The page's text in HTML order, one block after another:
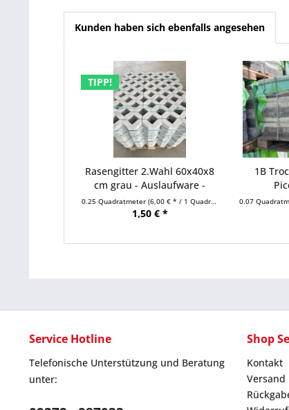
Kunden haben sich ebenfalls angesehen
TIPP!
Rasengitter 2.Wahl 60x40x8
cm grau - Auslaufware -
0.25 Quadratmeter (6,00 € * / 1 Quadratmeter)
1,50 € *
1B
0.07
Service Hotline
Telefonische Unterstützung und Beratung
unter:
Shop
Kontakt